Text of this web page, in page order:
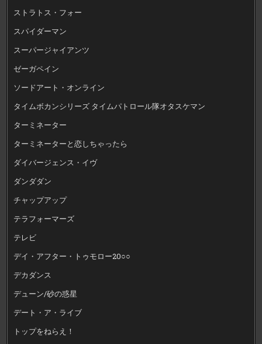
ストラトス・フォー
スパイダーマン
スーパージャイアンツ
ゼーガペイン
ソードアート・オンライン
タイムボカンシリーズ タイムパトロール隊オタスケマン
ターミネーター
ターミネーターと恋しちゃったら
ダイバージェンス・イヴ
ダンダダン
チャップアップ
テラフォーマーズ
テレビ
デイ・アフター・トゥモロー20○○
デカダンス
デューン/砂の惑星
デート・ア・ライブ
トップをねらえ！